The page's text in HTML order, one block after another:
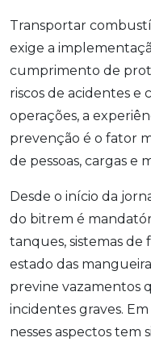
Transportar
exige a
cumprimento de
riscos de acidentes e
operações, a
prevenção é o fator
de pessoas, cargas e
Desde o início da
do bitrem é
tanques, sistemas de
estado das
previne vazamentos
incidentes graves.
nesses aspectos tem